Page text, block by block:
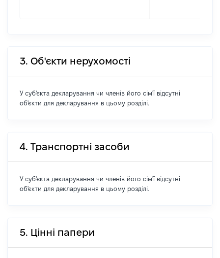
3. Об'єкти нерухомості
У суб'єкта декларування чи членів його сім'ї відсутні
об'єкти для декларування в цьому розділі.
4. Транспортні засоби
У суб'єкта декларування чи членів його сім'ї відсутні
об'єкти для декларування в цьому розділі.
5. Цінні папери